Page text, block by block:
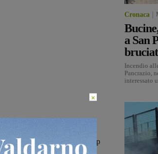
sia il front-office Cup
Cronaca
a San
Incendio
Pancrazio,
interessato
×